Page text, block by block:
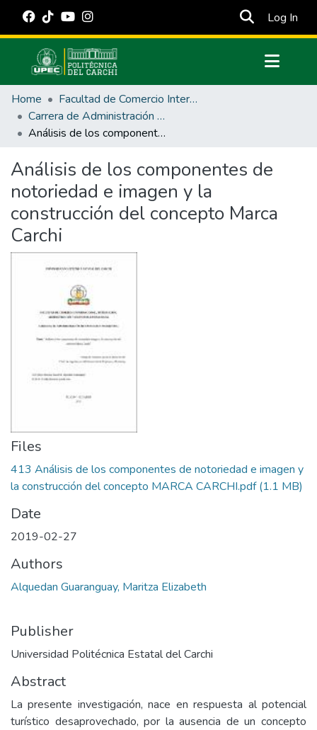
Log In
Communities & Collections
All of DSpace
Statistics
Estadísticas Externas
Manuales
Home
Facultad de Comercio Internacional, Integración, Administración y Economía Empresarial
Carrera de Administración de Empresas y Marketing
Análisis de los componentes de notoriedad e imagen y la construcción del concepto Marca Carchi
Análisis de los componentes de
notoriedad e imagen y la
construcción del concepto Marca
Carchi
Files
413 Análisis de los componentes de notoriedad e imagen y
la construcción del concepto MARCA CARCHI.pdf(1.1 MB)
Date
2019-02-27
Authors
Alquedan Guaranguay, Maritza Elizabeth
Publisher
Universidad Politécnica Estatal del Carchi
Abstract
La presente investigación, nace en respuesta al potencial
turístico desaprovechado, por la ausencia de un concepto